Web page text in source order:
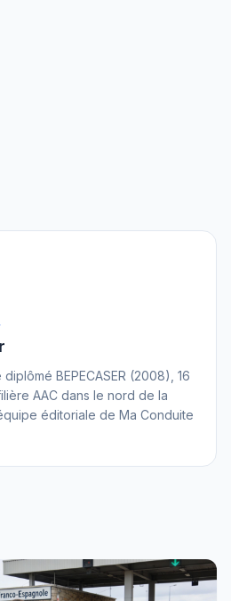
BEPECASER (2008), 16
AAC dans le nord de la
éditoriale de Ma Conduite